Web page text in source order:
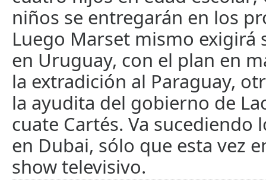
niños se entregarán en los
Luego Marset mismo exigirá
en Uruguay, con el plan en
la extradición al Paraguay,
la ayudita del gobierno de
cuate Cartés. Va sucediendo
en Dubai, sólo que esta vez
show televisivo.